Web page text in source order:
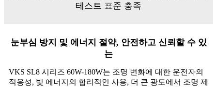
테스트 표준 충족
눈부심 방지 및 에너지 절약, 안전하고 신뢰할 수 있
는
VKS SL8 시리즈 60W-180W는 조명 변화에 대한 운전자의
적응성, 빛 에너지의 합리적인 사용, 더 큰 광도에서 조명 제